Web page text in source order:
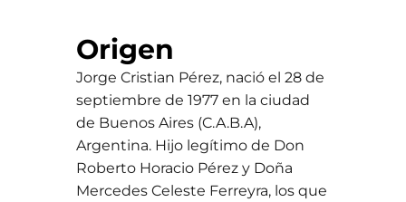
Origen
Jorge Cristian Pérez, nació el 28 de
septiembre de 1977 en la ciudad
de Buenos Aires (C.A.B.A),
Argentina. Hijo legítimo de Don
Roberto Horacio Pérez y Doña
Mercedes Celeste Ferreyra, los que